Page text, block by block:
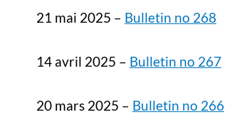
21 mai 2025 – Bulletin no 268
14 avril 2025 – Bulletin no 267
20 mars 2025 – Bulletin no 266